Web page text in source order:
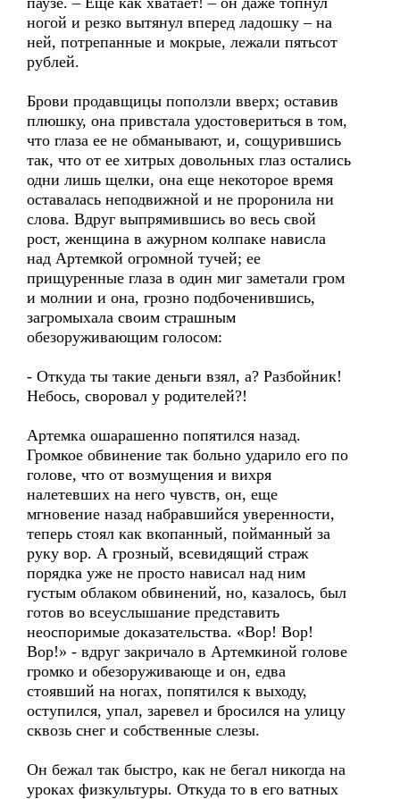
ногой и резко вытянул вперед ладошку – на
ней, потрепанные и мокрые, лежали пятьсот
рублей.
Брови продавщицы поползли вверх; оставив
плюшку, она привстала удостовериться в том,
что глаза ее не обманывают, и, сощурившись
так, что от ее хитрых довольных глаз остались
одни лишь щелки, она еще некоторое время
оставалась неподвижной и не проронила ни
слова. Вдруг выпрямившись во весь свой
рост, женщина в ажурном колпаке нависла
над Артемкой огромной тучей; ее
прищуренные глаза в один миг заметали гром
и молнии и она, грозно подбоченившись,
загромыхала своим страшным
обезоруживающим голосом:
- Откуда ты такие деньги взял, а? Разбойник!
Небось, своровал у родителей?!
Артемка ошарашенно попятился назад.
Громкое обвинение так больно ударило его по
голове, что от возмущения и вихря
налетевших на него чувств, он, еще
мгновение назад набравшийся уверенности,
теперь стоял как вкопанный, пойманный за
руку вор. А грозный, всевидящий страж
порядка уже не просто нависал над ним
густым облаком обвинений, но, казалось, был
готов во всеуслышание представить
неоспоримые доказательства. «Вор! Вор!
Вор!» - вдруг закричало в Артемкиной голове
громко и обезоруживающе и он, едва
стоявший на ногах, попятился к выходу,
оступился, упал, заревел и бросился на улицу
сквозь снег и собственные слезы.
Он бежал так быстро, как не бегал никогда на
уроках физкультуры. Откуда то в его ватных